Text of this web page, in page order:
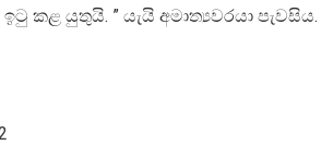
ඉටු කළ යුතුයි. ” යැයි අමාත්‍යවරයා පැවසිය.